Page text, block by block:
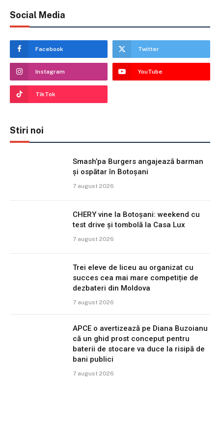
Social Media
Facebook Twitter
Instagram YouTube
TikTok
Stiri noi
Smash’pa Burgers angajează barman
și ospătar în Botoșani
7 august 2026
CHERY vine la Botoșani: weekend cu
test drive și tombolă la Casa Lux
7 august 2026
Trei eleve de liceu au organizat cu
succes cea mai mare competiție de
dezbateri din Moldova
7 august 2026
APCE o avertizează pe Diana Buzoianu
că un ghid prost conceput pentru
baterii de stocare va duce la risipă de
bani publici
7 august 2026